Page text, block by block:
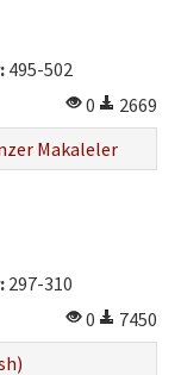
495-502
0
2669
Makaleler
297-310
0
7450